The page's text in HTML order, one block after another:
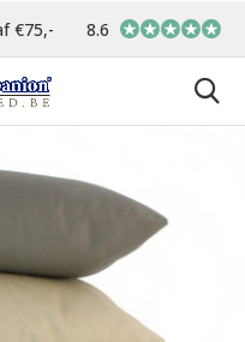
In eigen atelier
8.6